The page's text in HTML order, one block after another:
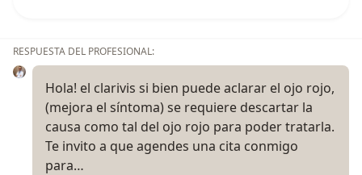
RESPUESTA DEL PROFESIONAL:
Hola! el clarivis si bien puede aclarar el ojo rojo,
(mejora el síntoma) se requiere descartar la
causa como tal del ojo rojo para poder tratarla.
Te invito a que agendes una cita conmigo
para…